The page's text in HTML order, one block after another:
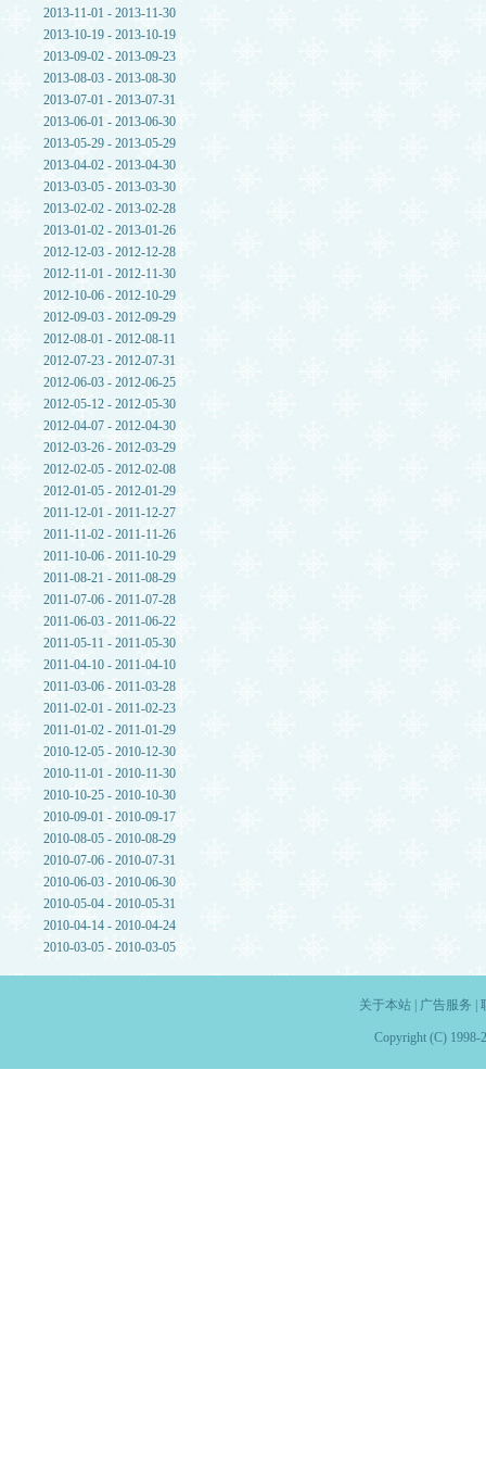
2013-11-01 - 2013-11-30
2013-10-19 - 2013-10-19
2013-09-02 - 2013-09-23
2013-08-03 - 2013-08-30
2013-07-01 - 2013-07-31
2013-06-01 - 2013-06-30
2013-05-29 - 2013-05-29
2013-04-02 - 2013-04-30
2013-03-05 - 2013-03-30
2013-02-02 - 2013-02-28
2013-01-02 - 2013-01-26
2012-12-03 - 2012-12-28
2012-11-01 - 2012-11-30
2012-10-06 - 2012-10-29
2012-09-03 - 2012-09-29
2012-08-01 - 2012-08-11
2012-07-23 - 2012-07-31
2012-06-03 - 2012-06-25
2012-05-12 - 2012-05-30
2012-04-07 - 2012-04-30
2012-03-26 - 2012-03-29
2012-02-05 - 2012-02-08
2012-01-05 - 2012-01-29
2011-12-01 - 2011-12-27
2011-11-02 - 2011-11-26
2011-10-06 - 2011-10-29
2011-08-21 - 2011-08-29
2011-07-06 - 2011-07-28
2011-06-03 - 2011-06-22
2011-05-11 - 2011-05-30
2011-04-10 - 2011-04-10
2011-03-06 - 2011-03-28
2011-02-01 - 2011-02-23
2011-01-02 - 2011-01-29
2010-12-05 - 2010-12-30
2010-11-01 - 2010-11-30
2010-10-25 - 2010-10-30
2010-09-01 - 2010-09-17
2010-08-05 - 2010-08-29
2010-07-06 - 2010-07-31
2010-06-03 - 2010-06-30
2010-05-04 - 2010-05-31
2010-04-14 - 2010-04-24
2010-03-05 - 2010-03-05
关于本站| 广告服务
Copyright (C) 1998-